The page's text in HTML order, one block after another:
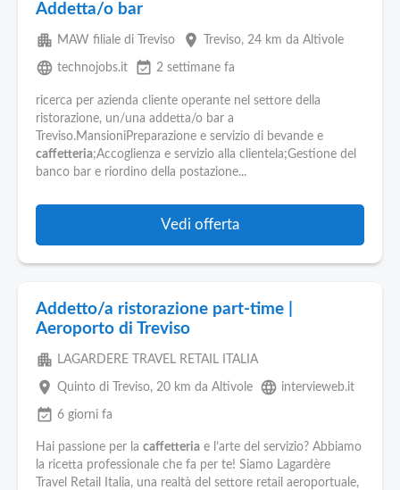
Addetta/o bar
apartment MAW filiale di Treviso place Treviso, 24 km da Altivole
language technojobs.it event_available 2 settimane fa
ricerca per azienda cliente operante nel settore della
ristorazione, un/una addetta/o bar a
Treviso.MansioniPreparazione e servizio di bevande e
caffetteria;Accoglienza e servizio alla clientela;Gestione del
banco bar e riordino della postazione...
Vedi offerta
Addetto/a ristorazione part-time |
Aeroporto di Treviso
apartment LAGARDERE TRAVEL RETAIL ITALIA
place Quinto di Treviso, 20 km da Altivole language intervieweb.it
event_available 6 giorni fa
Hai passione per la caffetteria e l’arte del servizio? Abbiamo
la ricetta professionale che fa per te! Siamo Lagardère
Travel Retail Italia, una realtà del settore retail aeroportuale,